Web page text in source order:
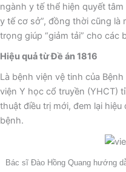
ngành y tế thể hiện quyết
y tế cơ sở”, đồng thời cũng
trọng giúp “giảm tải” cho các
Hiệu quả từ Ðề án 1816
Là bệnh viện vệ tinh của
viện Y học cổ truyền (YHCT)
thuật điều trị mới, đem lại
bệnh.
Bác sĩ Đào Hồng Quang hướng